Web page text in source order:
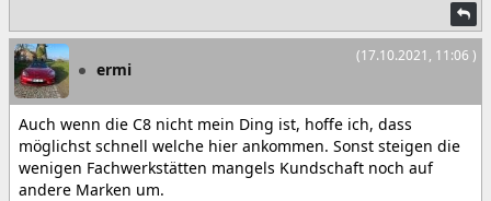
(17.10.2021, 11:06 )
ermi
Auch wenn die C8 nicht mein Ding ist, hoffe ich, dass
möglichst schnell welche hier ankommen. Sonst steigen die
wenigen Fachwerkstätten mangels Kundschaft noch auf
andere Marken um.